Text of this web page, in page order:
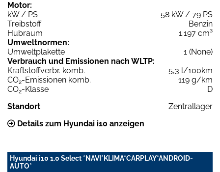
Motor:
kW / PS
58 kW / 79 PS
Treibstoff
Benzin
Hubraum
1.197 cm³
Umweltnormen:
Umweltplakette
1 (None)
Verbrauch und Emissionen nach WLTP:
Kraftstoffverbr. komb.
5,3 l/100km
CO2-Emissionen komb.
119 g/km
CO2-Klasse
D
Standort
Zentrallager
Details zum Hyundai i10 anzeigen
Hyundai i10 1.0 Select *NAVI*KLIMA*CARPLAY*ANDROID-
AUTO*